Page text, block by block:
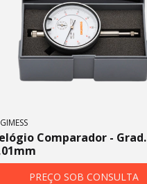
Comparador - Grad.
PREÇO SOB CONSULTA